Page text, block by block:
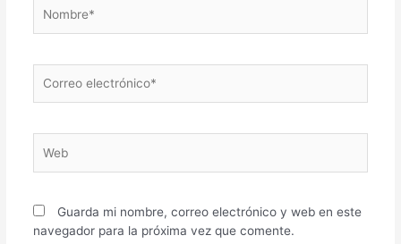
electrónico*
Guarda mi nombre, correo electrónico y web en este
navegador para la próxima vez que comente.